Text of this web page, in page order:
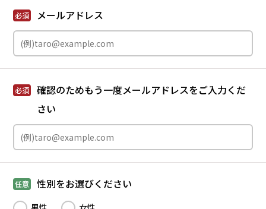
メールアドレス
必須
確認のためもう一度メールアドレスをご入力くだ
さい
必須
任意 性別をお選びください